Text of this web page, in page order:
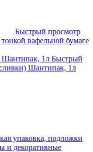
Быстрый просмотр
вафельной бумаге
Быстрый
Шантипак, 1л
упаковка, подложки
и декоративные